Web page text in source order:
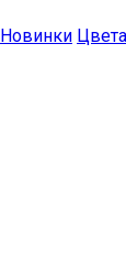
Новинки Цвета